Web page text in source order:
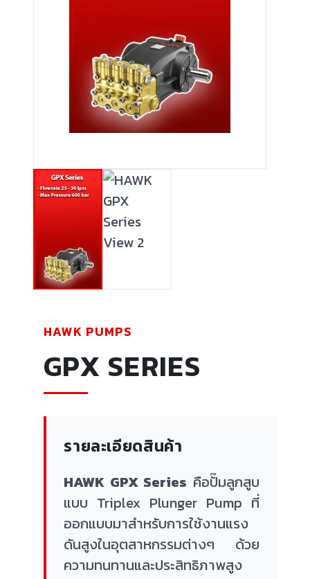
HAWK PUMPS
GPX SERIES
รายละเอียดสินค้า
HAWK GPX Series คือปั๊มลูกสูบ
แบบ Triplex Plunger Pump ที่
ออกแบบมาสำหรับการใช้งานแรง
ดันสูงในอุตสาหกรรมต่างๆ ด้วย
ความทนทานและประสิทธิภาพสูง